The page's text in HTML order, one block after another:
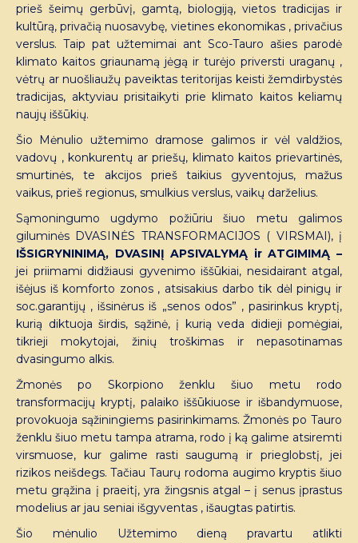
prieš šeimų gerbūvį, gamtą, biologiją, vietos tradicijas ir
kultūrą, privačią nuosavybę, vietines ekonomikas , privačius
verslus. Taip pat užtemimai ant Sco-Tauro ašies parodė
klimato kaitos griaunamą jėgą ir turėjo priversti uraganų ,
vėtrų ar nuošliaužų paveiktas teritorijas keisti žemdirbystės
tradicijas, aktyviau prisitaikyti prie klimato kaitos keliamų
naujų iššūkių.
Šio Mėnulio užtemimo dramose galimos ir vėl valdžios,
vadovų , konkurentų ar priešų, klimato kaitos prievartinės,
smurtinės, te akcijos prieš taikius gyventojus, mažus
vaikus, prieš regionus, smulkius verslus, vaikų darželius.
Sąmoningumo ugdymo požiūriu šiuo metu galimos
giluminės DVASINĖS TRANSFORMACIJOS ( VIRSMAI), į
IŠSIGRYNINIMĄ, DVASINĮ APSIVALYMĄ ir ATGIMIMĄ –
jei priimami didžiausi gyvenimo iššūkiai, nesidairant atgal,
išėjus iš komforto zonos , atsisakius darbo tik dėl pinigų ir
soc.garantijų , išsinėrus iš „senos odos” , pasirinkus kryptį,
kurią diktuoja širdis, sąžinė, į kurią veda didieji pomėgiai,
tikrieji mokytojai, žinių troškimas ir nepasotinamas
dvasingumo alkis.
Žmonės po Skorpiono ženklu šiuo metu rodo
transformacijų kryptį, palaiko iššūkiuose ir išbandymuose,
provokuoja sąžiningiems pasirinkimams. Žmonės po Tauro
ženklu šiuo metu tampa atrama, rodo į ką galime atsiremti
virsmuose, kur galime rasti saugumą ir prieglobstį, jei
rizikos neišdegs. Tačiau Taurų rodoma augimo kryptis šiuo
metu grąžina į praeitį, yra žingsnis atgal – į senus įprastus
modelius ar jau seniai išgyventas , išaugtas patirtis.
Šio mėnulio Užtemimo dieną pravartu atlikti